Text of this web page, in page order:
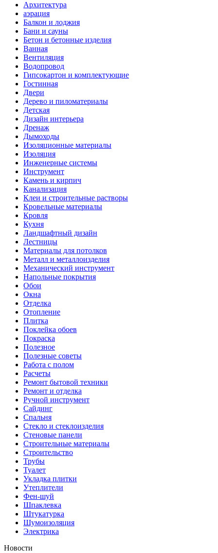
Архитектура
аэрация
Балкон и лоджия
Бани и сауны
Бетон и бетонные изделия
Ванная
Вентиляция
Водопровод
Гипсокартон и комплектующие
Гостинная
Двери
Дерево и пиломатериалы
Детская
Дизайн интерьера
Дренаж
Дымоходы
Изоляционные материалы
Изоляция
Инженерные системы
Инструмент
Камень и кирпич
Канализация
Клеи и строительные растворы
Кровельные материалы
Кровля
Кухня
Ландшафтный дизайн
Лестницы
Материалы для потолков
Металл и металлоизделия
Механический инструмент
Напольные покрытия
Обои
Окна
Отделка
Отопление
Плитка
Поклейка обоев
Покраска
Полезное
Полезные советы
Работа с полом
Расчеты
Ремонт бытовой техники
Ремонт и отделка
Ручной инструмент
Сайдинг
Спальня
Стекло и стеклоизделия
Стеновые панели
Строительные материалы
Строительство
Трубы
Туалет
Укладка плитки
Утеплители
Фен-шуй
Шпаклевка
Штукатурка
Шумоизоляция
Электрика
Новости